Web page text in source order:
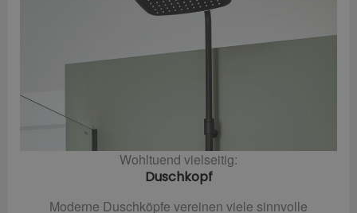
Wohltuend vielseitig:
Duschkopf
Moderne Duschköpfe vereinen viele sinnvolle